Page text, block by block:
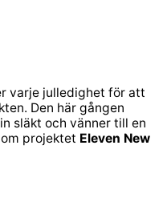
varje julledighet för att
Den här gången
släkt och vänner till en
projektet Eleven New